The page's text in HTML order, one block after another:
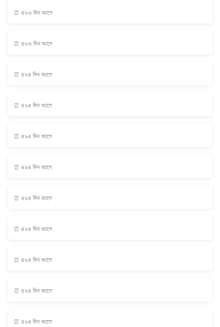
⏰ ৪৮৩ দিন আগে
⏰ ৪৮৩ দিন আগে
⏰ ৪৮৪ দিন আগে
⏰ ৪৮৪ দিন আগে
⏰ ৪৮৪ দিন আগে
⏰ ৪৮৪ দিন আগে
⏰ ৪৮৪ দিন আগে
⏰ ৪৮৪ দিন আগে
⏰ ৪৮৪ দিন আগে
⏰ ৪৮৪ দিন আগে
⏰ ৪৮৪ দিন আগে